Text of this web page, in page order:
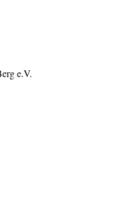
e.V.